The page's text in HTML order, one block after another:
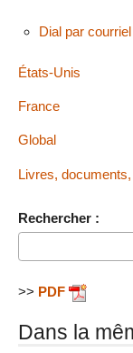
Dial par
États-Unis
France
Global
Livres,
Rechercher :
>> PDF
Dans la